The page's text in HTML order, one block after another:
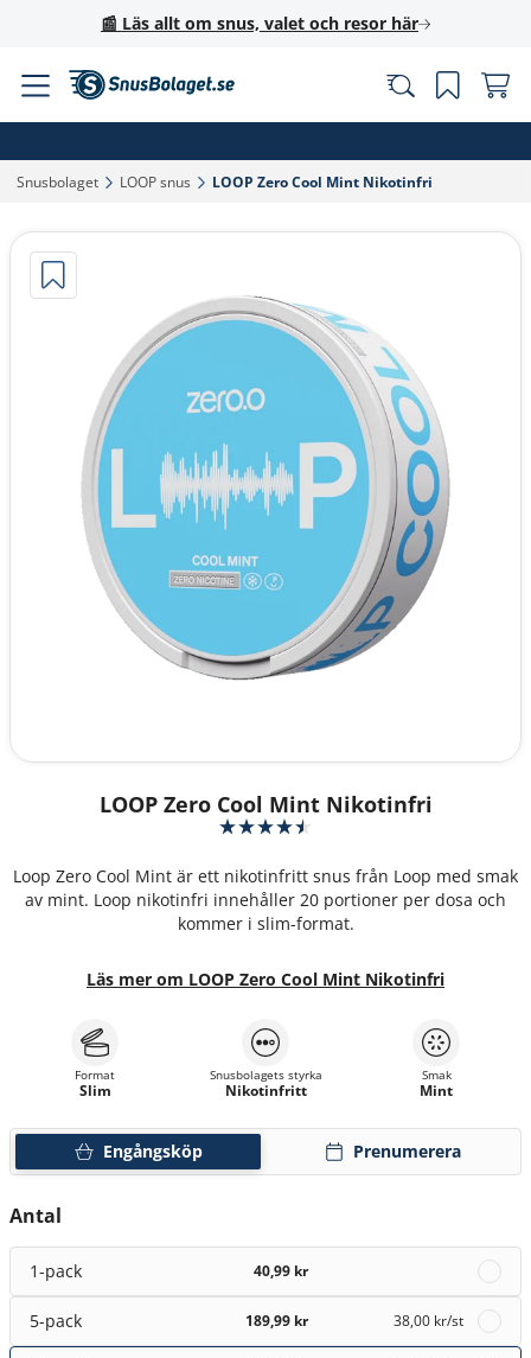
📰 Läs allt om snus, valet och resor här
Snusbolaget‎ LOOP snus‎ LOOP Zero Cool Mint Nikotinfri‎
LOOP Zero Cool Mint Nikotinfri
Loop Zero Cool Mint är ett nikotinfritt snus från Loop med smak
av mint. Loop nikotinfri innehåller 20 portioner per dosa och
kommer i slim-format.
Läs mer om LOOP Zero Cool Mint Nikotinfri
Engångsköp Prenumerera
Format
Slim
Snusbolagets styrka
Nikotinfritt
Smak
Mint
Antal
1-pack 40,99 kr
5-pack 189,99 kr 38,00 kr/st